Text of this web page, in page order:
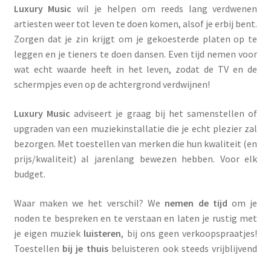
p
p
e
n
Luxury Music wil je helpen om reeds lang verdwenen
artiesten weer tot leven te doen komen, alsof je erbij bent.
Zorgen dat je zin krijgt om je gekoesterde platen op te
leggen en je tieners te doen dansen. Even tijd nemen voor
wat echt waarde heeft in het leven, zodat de TV en de
schermpjes even op de achtergrond verdwijnen!
Luxury Music adviseert je graag bij het samenstellen of
upgraden van een muziekinstallatie die je echt plezier zal
bezorgen. Met toestellen van merken die hun kwaliteit (en
prijs/kwaliteit) al jarenlang bewezen hebben. Voor elk
budget.
Waar maken we het verschil? We nemen de tijd om je
noden te bespreken en te verstaan en laten je rustig met
je eigen muziek luisteren, bij ons geen verkoopspraatjes!
Toestellen bij je thuisbeluisteren ook steeds vrijblijvend